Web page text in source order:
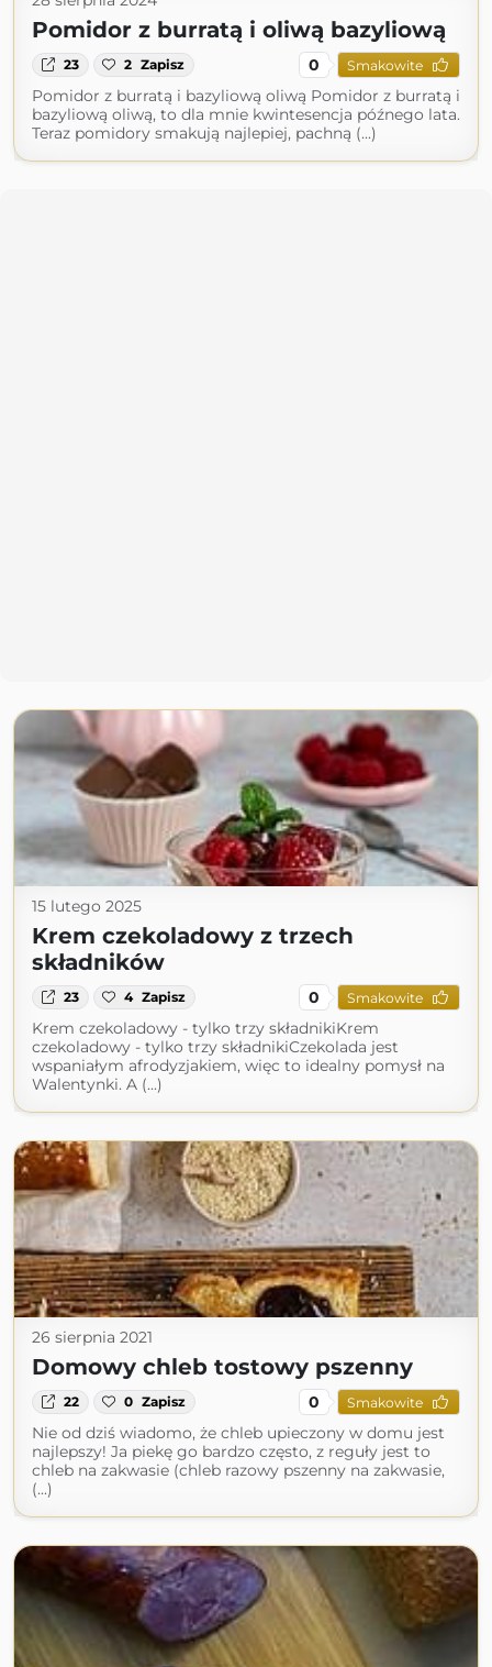
Pomidor z burratą i oliwą bazyliową
23 2 Zapisz 0 Smakowite
Pomidor z burratą i bazyliową oliwą Pomidor z burratą i
bazyliową oliwą, to dla mnie kwintesencja późnego lata.
Teraz pomidory smakują najlepiej, pachną (...)
15 lutego 2025
Krem czekoladowy z trzech
składników
23 4 Zapisz 0 Smakowite
Krem czekoladowy - tylko trzy składnikiKrem
czekoladowy - tylko trzy składnikiCzekolada jest
wspaniałym afrodyzjakiem, więc to idealny pomysł na
Walentynki. A (...)
26 sierpnia 2021
Domowy chleb tostowy pszenny
22 0 Zapisz 0 Smakowite
Nie od dziś wiadomo, że chleb upieczony w domu jest
najlepszy! Ja piekę go bardzo często, z reguły jest to
chleb na zakwasie (chleb razowy pszenny na zakwasie,
(...)